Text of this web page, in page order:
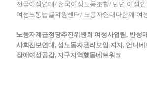
전국여성연대/ 전국여성노동조합/ 민변 여성
여성노동법률지원센터/ 노동자연대다함께 여
노동자계급정당추진위원회 여성사업팀, 반성
사회진보연대, 성노동자권리모임 지지, 언니네
장애여성공감, 지구지역행동네트워크